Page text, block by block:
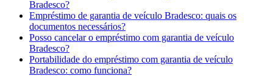
Bradesco?
Empréstimo de garantia de veículo Bradesco: quais os
documentos necessários?
Posso cancelar o empréstimo com garantia de veículo
Bradesco?
Portabilidade do empréstimo com garantia de veículo
Bradesco: como funciona?